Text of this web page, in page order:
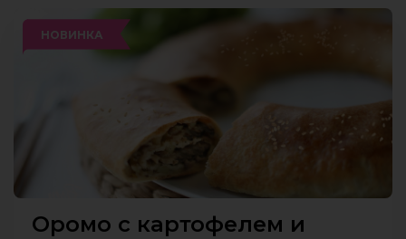
НОВИНКА
Оромо c картофелем и